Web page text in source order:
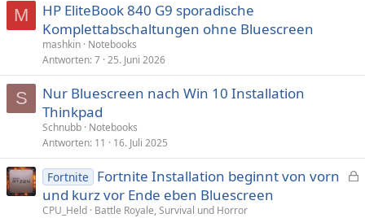
M
HP EliteBook 840 G9 sporadische
Komplettabschaltungen ohne Bluescreen
mashkin Notebooks
Antworten 7 25. Juni 2026
S
Nur Bluescreen nach Win 10 Installation
Thinkpad
Schnubb Notebooks
Antworten 11 16. Juli 2025
Fortnite
Fortnite Installation beginnt von vorn
und kurz vor Ende eben Bluescreen
CPU_Held Battle Royale, Survival und Horror